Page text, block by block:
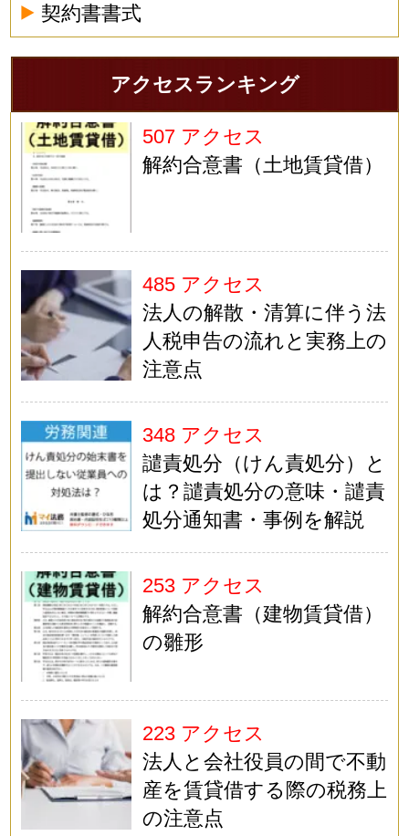
契約書書式
アクセスランキング
507 アクセス
解約合意書（土地賃貸借）
485 アクセス
法人の解散・清算に伴う法
人税申告の流れと実務上の
注意点
348 アクセス
譴責処分（けん責処分）と
は？譴責処分の意味・譴責
処分通知書・事例を解説
253 アクセス
解約合意書（建物賃貸借）
の雛形
223 アクセス
法人と会社役員の間で不動
産を賃貸借する際の税務上
の注意点